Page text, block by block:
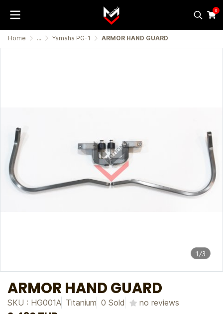
0
Home ... Yamaha PG-1 ARMOR HAND GUARD
1/3
ARMOR HAND GUARD
SKU : HG001A Titanium 0 Sold no reviews